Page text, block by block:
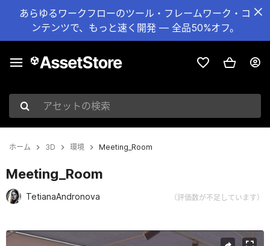
あらゆるワークフローのツール・フレームワーク・コ
ンテンツで、もっと速く開発 — 全品50%オフ。
アセットの検索
ホーム 3D 環境 Meeting_Room
Meeting_Room
TetianaAndronova （評価数が不足しています）
現在のスライド：1 / 5